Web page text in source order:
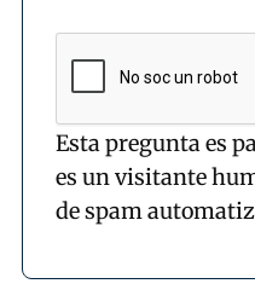
Esta pregunta es
es un visitante
de spam